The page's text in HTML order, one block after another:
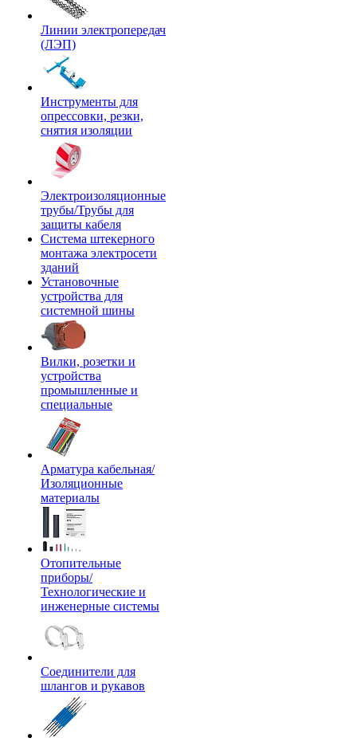
Линии электропередач
(ЛЭП)
Инструменты для
опрессовки, резки,
снятия изоляции
Электроизоляционные
трубы/Трубы для
защиты кабеля
Система штекерного
монтажа электросети
зданий
Установочные
устройства для
системной шины
Вилки, розетки и
устройства
промышленные и
специальные
Арматура кабельная/
Изоляционные
материалы
Отопительные
приборы/
Технологические и
инженерные системы
Соединители для
шлангов и рукавов